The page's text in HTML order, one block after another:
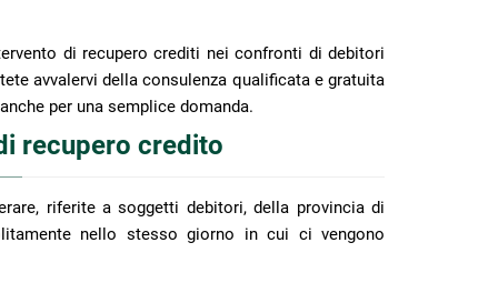
di recupero crediti nei confronti di debitori
avvalervi della consulenza qualificata e gratuita
per una semplice domanda.
recupero credito
riferite a soggetti debitori, della provincia di
nello stesso giorno in cui ci vengono